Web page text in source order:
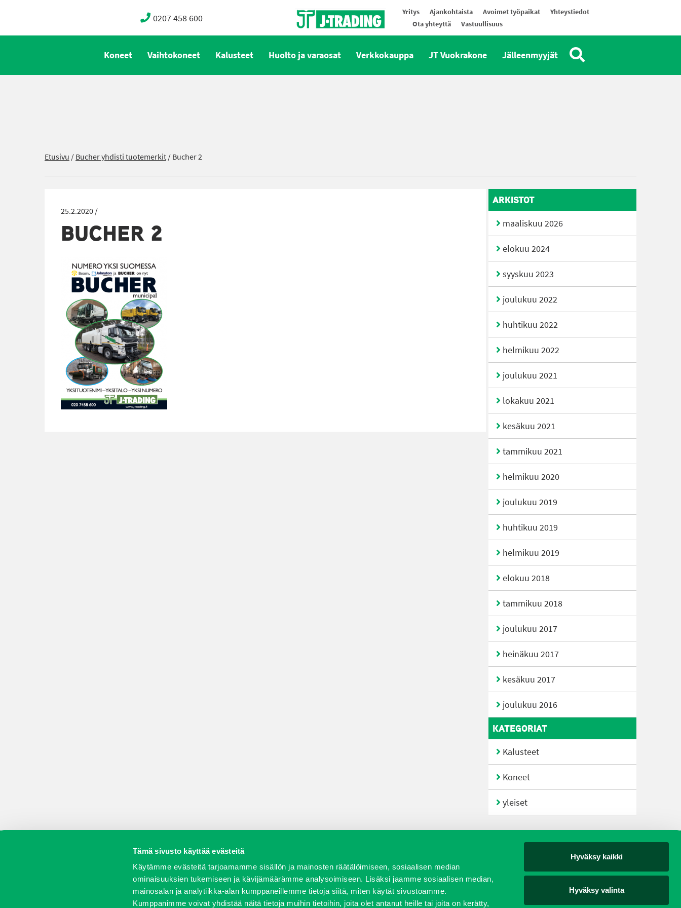
Tämä sivusto käyttää evästeitä
Käytämme evästeitä tarjoamamme sisällön ja mainosten räätälöimiseen, sosiaalisen median
ominaisuuksien tukemiseen ja kävijämäärämme analysoimiseen. Lisäksi jaamme sosiaalisen median,
mainosalan ja analytiikka-alan kumppaneillemme tietoja siitä, miten käytät sivustoamme.
Kumppanimme voivat yhdistää näitä tietoja muihin tietoihin, joita olet antanut heille tai joita on kerätty,
Hyväksy kaikki
Hyväksy valinta
0207 458 600 Yritys Ajankohtaista Avoimet työpaikat
Yhteystiedot
Ota yhteyttä
Vastuullisuus
Koneet Vaihtokoneet Kalusteet Huolto ja varaosat Verkkokauppa JT Vuokrakone Jälleenmyyjät
Etusivu /Bucher yhdisti tuotemerkit/Bucher 2
25.2.2020 /
BUCHER 2
ARKISTOT
maaliskuu 2026
elokuu 2024
syyskuu 2023
joulukuu 2022
huhtikuu 2022
helmikuu 2022
joulukuu 2021
lokakuu 2021
kesäkuu 2021
tammikuu 2021
helmikuu 2020
joulukuu 2019
huhtikuu 2019
helmikuu 2019
elokuu 2018
tammikuu 2018
joulukuu 2017
heinäkuu 2017
kesäkuu 2017
joulukuu 2016
KATEGORIAT
Kalusteet
Koneet
yleiset
Vaihtokoneet Kalusteet Huolto ja varaosat Verkkokauppa JT Vuokrakone Jälleenmyyjät